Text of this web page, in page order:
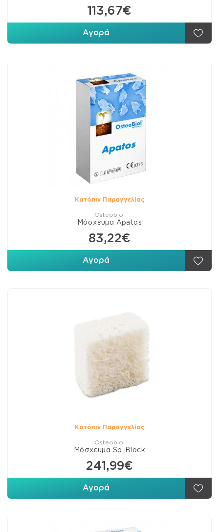
113,67€
Αγορά
Κατόπιν Παραγγελίας
Osteobiol
Μόσχευμα Apatos
83,22€
Αγορά
Κατόπιν Παραγγελίας
Osteobiol
Μόσχευμα Sp-Block
241,99€
Αγορά